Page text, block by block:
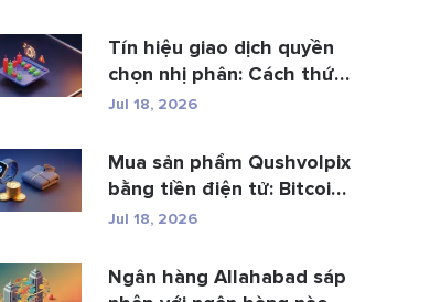
Tín hiệu giao dịch quyền
chọn nhị phân: Cách thức
h...
Jul 18, 2026
Mua sản phẩm Qushvolpix
bằng tiền điện tử: Bitcoin,
p...
Jul 18, 2026
Ngân hàng Allahabad sáp